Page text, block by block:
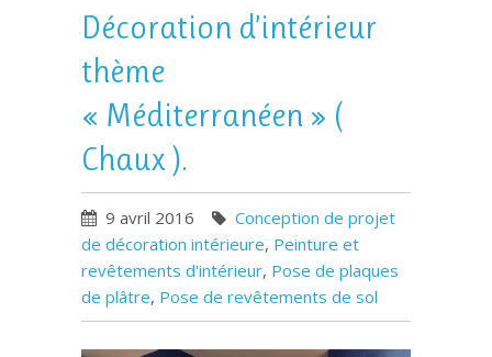
Décoration d’intérieur
thème
« Méditerranéen » (
Chaux ).
9 avril 2016
Conception de projet
de décoration intérieure, Peinture et
revêtements d'intérieur, Pose de plaques
de plâtre, Pose de revêtements de sol